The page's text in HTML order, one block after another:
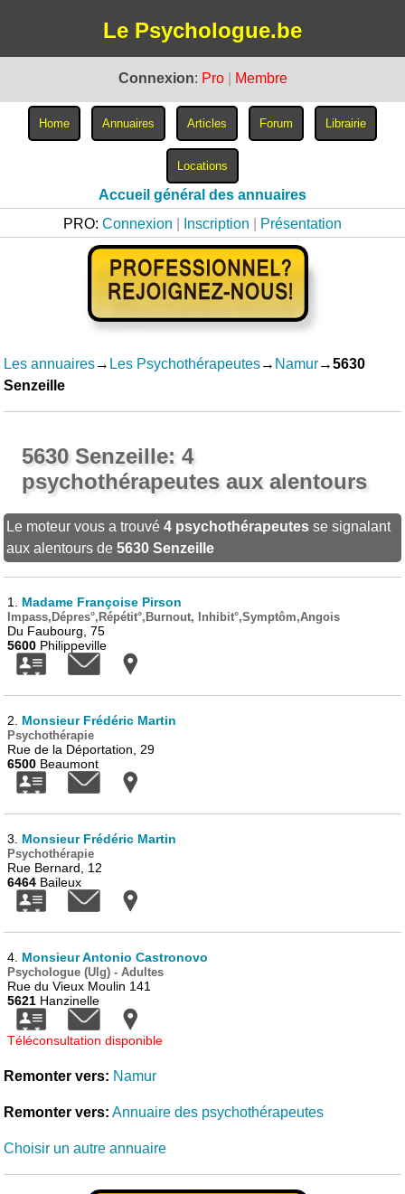
Le Psychologue.be
Connexion: Pro Membre
Accueil général des annuaires
PRO: Connexion Inscription Présentation
Les annuaires→ Les Psychothérapeutes→ Namur→5630
Senzeille
5630 Senzeille: 4
psychothérapeutes aux alentours
Le moteur vous a trouvé4 psychothérapeutes se signalant
aux alentours de5630 Senzeille
1. Madame Françoise Pirson
Impass,Dépres°,Répétit°,Burnout, Inhibit°,Symptôm,Angois
Du Faubourg, 75
5600 Philippeville
2. Monsieur Frédéric Martin
Psychothérapie
Rue de la Déportation, 29
6500 Beaumont
3. Monsieur Frédéric Martin
Psychothérapie
Rue Bernard, 12
6464 Baileux
4. Monsieur Antonio Castronovo
Psychologue (Ulg) - Adultes
Rue du Vieux Moulin 141
5621 Hanzinelle
Téléconsultation disponible
Remonter vers: Namur
Remonter vers: Annuaire des psychothérapeutes
Choisir un autre annuaire